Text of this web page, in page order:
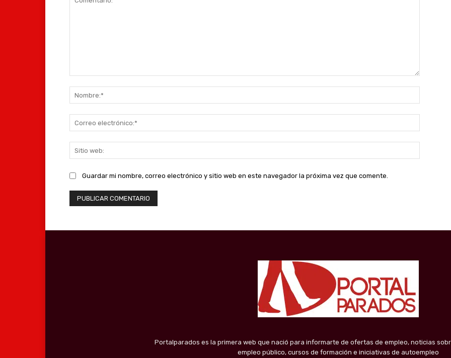
web:
Guardar mi nombre, correo electrónico y sitio web en este navegador la próxima vez que comente.
Portalparados es la primera web que nació para informarte de ofertas de empleo, noticias
empleo público, cursos de formación e iniciativas de autoempleo